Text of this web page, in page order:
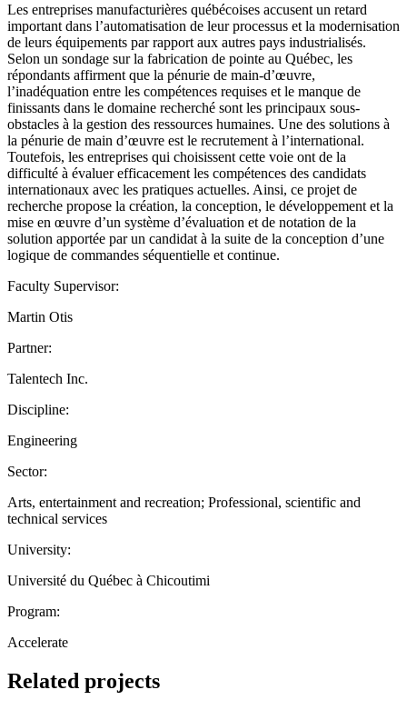
Les entreprises manufacturières québécoises accusent un retard
important dans l’automatisation de leur processus et la modernisation
de leurs équipements par rapport aux autres pays industrialisés.
Selon un sondage sur la fabrication de pointe au Québec, les
répondants affirment que la pénurie de main-d’œuvre,
l’inadéquation entre les compétences requises et le manque de
finissants dans le domaine recherché sont les principaux sous-
obstacles à la gestion des ressources humaines. Une des solutions à
la pénurie de main d’œuvre est le recrutement à l’international.
Toutefois, les entreprises qui choisissent cette voie ont de la
difficulté à évaluer efficacement les compétences des candidats
internationaux avec les pratiques actuelles. Ainsi, ce projet de
recherche propose la création, la conception, le développement et la
mise en œuvre d’un système d’évaluation et de notation de la
solution apportée par un candidat à la suite de la conception d’une
logique de commandes séquentielle et continue.
Faculty Supervisor:
Martin Otis
Partner:
Talentech Inc.
Discipline:
Engineering
Sector:
Arts, entertainment and recreation; Professional, scientific and
technical services
University:
Université du Québec à Chicoutimi
Program:
Accelerate
Related projects